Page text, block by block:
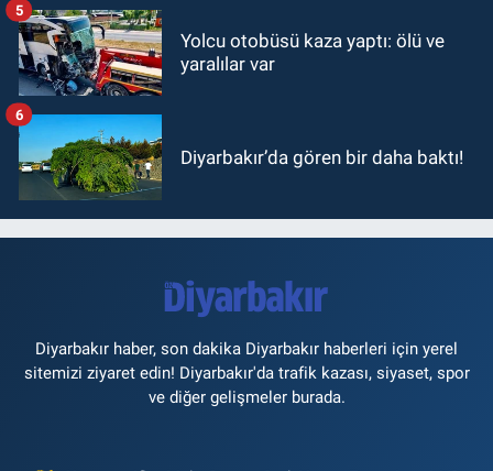
Yolcu otobüsü kaza yaptı: ölü ve
yaralılar var
5
Diyarbakır’da gören bir daha baktı!
6
Diyarbakır haber, son dakika Diyarbakır haberleri için yerel
sitemizi ziyaret edin! Diyarbakır'da trafik kazası, siyaset, spor
ve diğer gelişmeler burada.